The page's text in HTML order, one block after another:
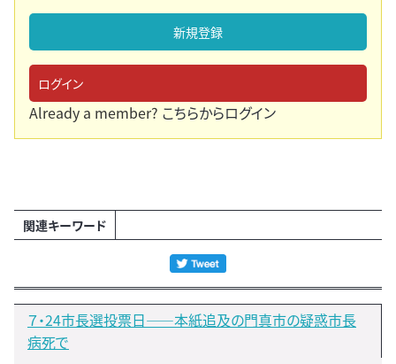
新規登録
ログイン
Already a member? こちらからログイン
関連キーワード
７・24市長選投票日――本紙追及の門真市の疑惑市長
病死で